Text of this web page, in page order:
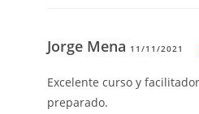
Jorge Mena 11/11/2021
Excelente curso y
preparado.